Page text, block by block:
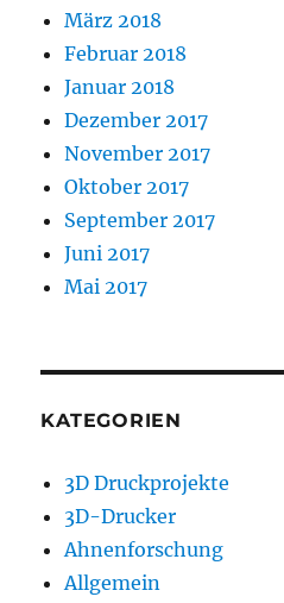
März 2018
Februar 2018
Januar 2018
Dezember 2017
November 2017
Oktober 2017
September 2017
Juni 2017
Mai 2017
KATEGORIEN
3D Druckprojekte
3D-Drucker
Ahnenforschung
Allgemein